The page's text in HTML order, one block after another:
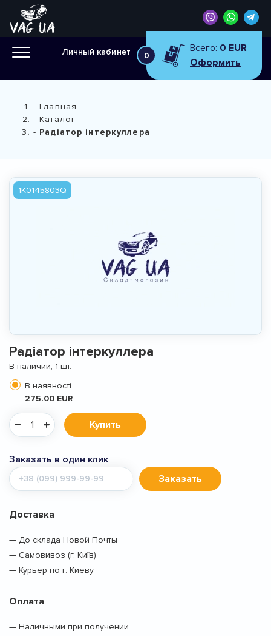
Личный кабинет 0
Всего: 0 EUR
Оформить
Главная
Каталог
Радіатор інтеркуллера
1K0145803Q
Радіатор інтеркуллера
В наличии, 1 шт.
В наявності
275.00 EUR
Купить
Заказать в один клик
Мобильный
телефон
Заказать
Доставка
— До склада Новой Почты
— Самовивоз (г. Київ)
— Курьер по г. Киеву
Оплата
— Наличными при получении